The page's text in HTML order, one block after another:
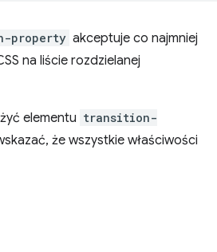
property akceptuje co najmniej
na liście rozdzielanej
elementu transition-
że wszystkie właściwości